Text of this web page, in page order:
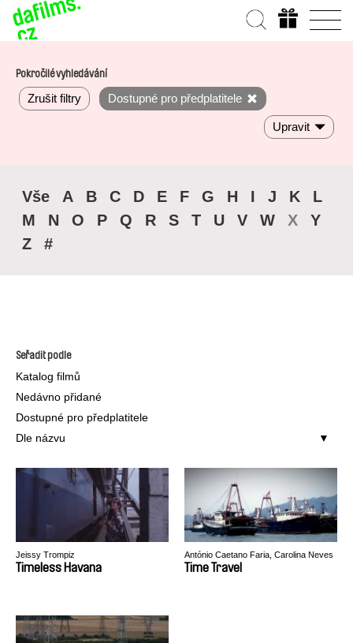
Pokročilé vyhledávání
Zrušit filtry Dostupné pro předplatitele
Upravit
Vše A B C D E F G H I J K
L
M
N O P Q R S T U V W X
Y
Z
#
Seřadit podle
Katalog filmů
Nedávno přidané
Dostupné pro předplatitele
Dle názvu
Jeissy Trompiz
Timeless Havana
António Caetano Faria, Carolina Neves
Rodrigues
Time Travel